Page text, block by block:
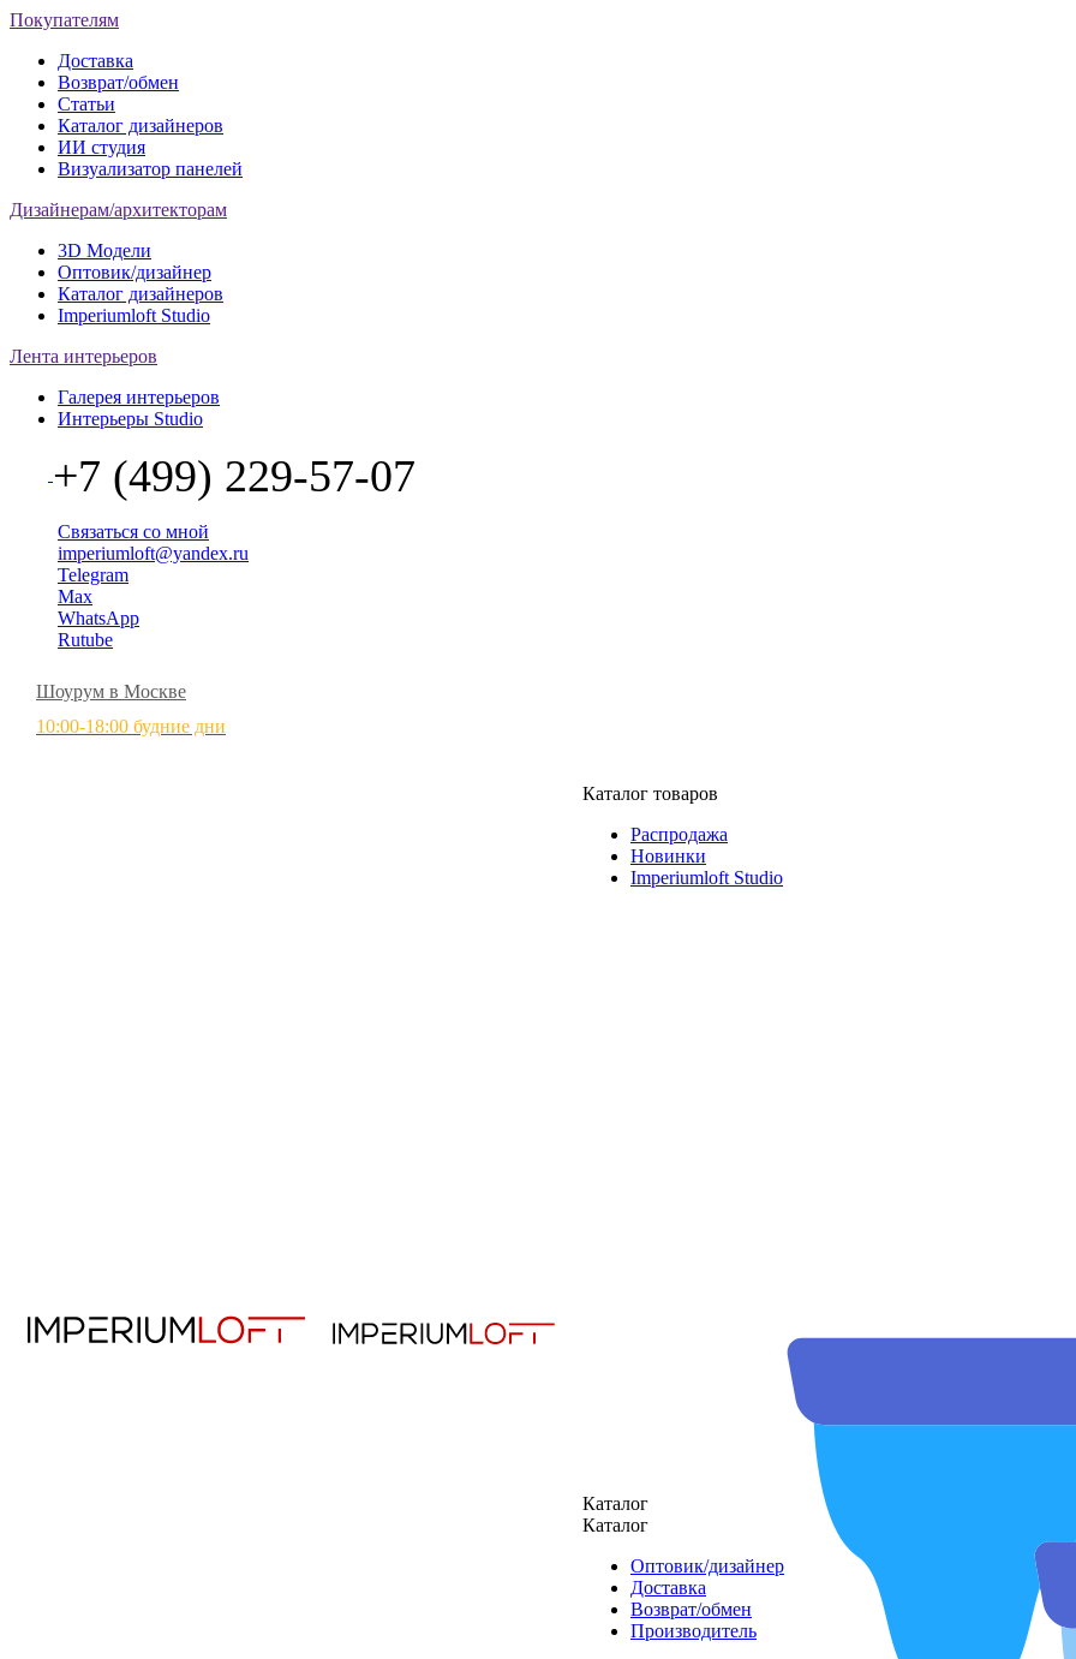
Покупателям
Доставка
Возврат/обмен
Статьи
Каталог дизайнеров
ИИ студия
Визуализатор панелей
Дизайнерам/архитекторам
3D Модели
Оптовик/дизайнер
Каталог дизайнеров
Imperiumloft Studio
Лента интерьеров
Галерея интерьеров
Интерьеры Studio
+7 (499) 229-57-07
Связаться со мной
imperiumloft@yandex.ru
Telegram
Max
WhatsApp
Rutube
Шоурум в Москве
10:00-18:00 будние дни
Каталог товаров
Распродажа
Новинки
Imperiumloft Studio
Каталог
Каталог
Оптовик/дизайнер
Доставка
Возврат/обмен
Производитель